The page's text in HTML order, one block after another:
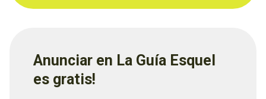
Anunciar en La Guía Esquel
es gratis!